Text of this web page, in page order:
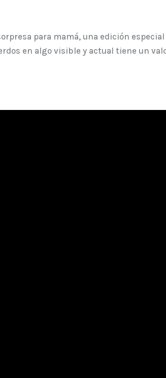
para mamá, una edición
en algo visible y actual tiene un